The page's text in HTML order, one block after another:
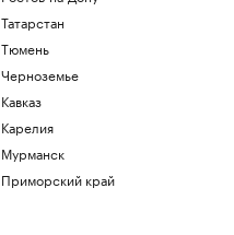
Татарстан
Тюмень
Черноземье
Кавказ
Карелия
Мурманск
Приморский край